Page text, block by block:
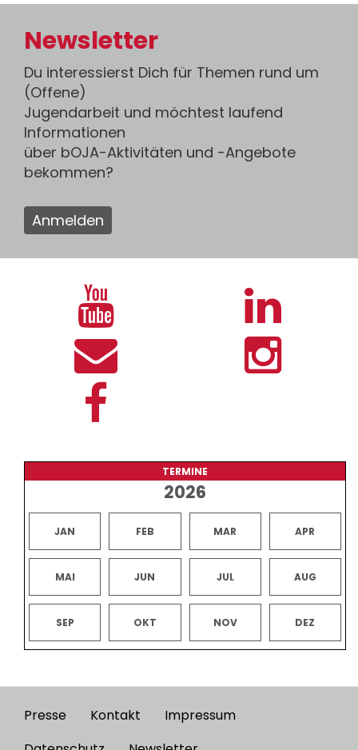
Newsletter
Du interessierst Dich für Themen rund um
(Offene)
Jugendarbeit und möchtest laufend
Informationen
über bOJA-Aktivitäten und -Angebote
bekommen?
Anmelden
TERMINE
2026
JAN FEB MAR APR
MAI JUN JUL AUG
SEP OKT NOV DEZ
Footer
Presse Kontakt
Impressum